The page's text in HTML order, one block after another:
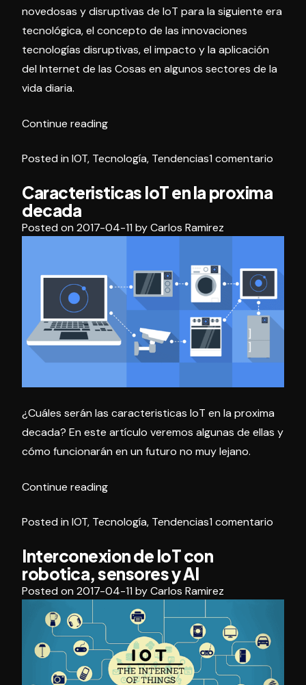
novedosas y disruptivas de IoT para la siguiente era
tecnológica, el concepto de las innovaciones
tecnologías disruptivas, el impacto y la aplicación
del Internet de las Cosas en algunos sectores de la
vida diaria.
Continue reading«Caracteristicas
y
de
Posted in IOT, Tecnología, Tendencias1 comentario
Caracteristicas IoT en la proxima
decada
Posted on 2017-04-11 byCarlos Ramirez
¿Cuáles serán las caracteristicas IoT en la proxima
decada? En este artículo veremos algunas de ellas y
cómo funcionarán en un futuro no muy lejano.
Continue reading«Caracteristicas
en
proxima
decada»
Posted in IOT, Tecnología, Tendencias1 comentario
Interconexion de IoT con
robotica, sensores y AI
Posted on 2017-04-11 byCarlos Ramirez